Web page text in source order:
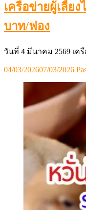
เครือข่ายผู้เลี้ย
บาท/ฟอง
วันที่ 4 มีนาคม 2569 เ
Posted
04/03/202607/03/2026